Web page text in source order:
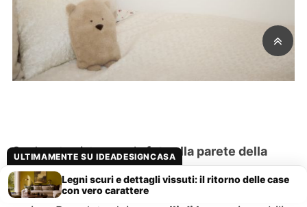
Se dovete sistemare lefoto alla parete della
camera da letto
ci sia il legno, vi diamo un suggerimento molto
ULTIMAMENTE SU IDEADESIGNCASA
Legni scuri e dettagli vissuti: il ritorno delle case
con vero carattere